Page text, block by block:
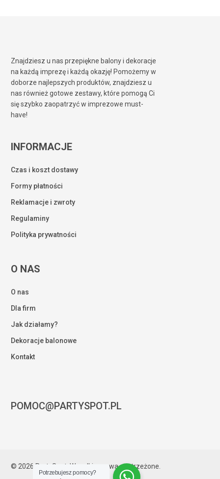
ZOBACZ KOSZYK
Znajdziesz u nas przepiękne balony i dekoracje
na każdą imprezę i każdą okazję! Pomożemy w
doborze najlepszych produktów, znajdziesz u
nas również gotowe zestawy, które pomogą Ci
się szybko zaopatrzyć w imprezowe must-
have!
INFORMACJE
Czas i koszt dostawy
Formy płatności
Reklamacje i zwroty
Regulaminy
Polityka prywatności
O NAS
O nas
Dla firm
Jak działamy?
Dekoracje balonowe
Kontakt
POMOC@PARTYSPOT.PL
© 2026 PartySpot. Wszelkie prawa zastrzeżone.
Potrzebujesz pomocy?